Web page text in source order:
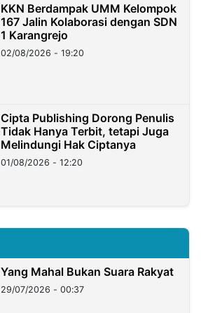
KKN Berdampak UMM Kelompok
167 Jalin Kolaborasi dengan SDN
1 Karangrejo
02/08/2026 - 19:20
Cipta Publishing Dorong Penulis
Tidak Hanya Terbit, tetapi Juga
Melindungi Hak Ciptanya
01/08/2026 - 12:20
Yang Mahal Bukan Suara Rakyat
29/07/2026 - 00:37